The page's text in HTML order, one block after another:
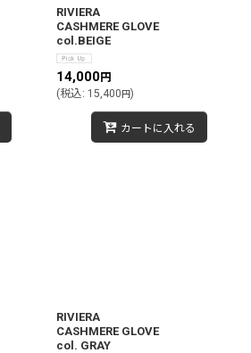
RIVIERA
CASHMERE GLOVE
col.BEIGE
14,000円
(税込: 15,400円)
カートに入れる
RIVIERA
CASHMERE GLOVE
col. GRAY